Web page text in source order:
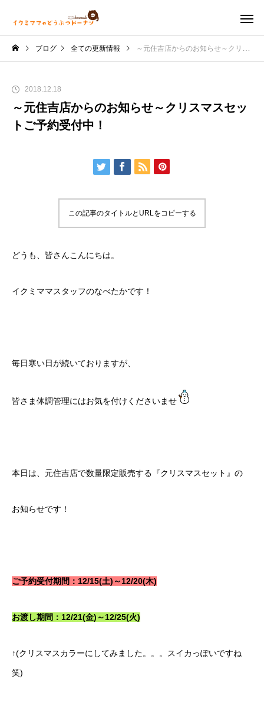
ブログ 全ての更新情報 ～元住吉店からのお知らせ～クリスマスセットご予約受付中！
2018.12.18
～元住吉店からのお知らせ～クリスマスセッ
トご予約受付中！
この記事のタイトルとURLをコピーする
どうも、皆さんこんにちは。
イクミママスタッフのなべたかです！
毎日寒い日が続いておりますが、
皆さま体調管理にはお気を付けくださいませ
本日は、元住吉店で数量限定販売する『クリスマスセット』の
お知らせです！
ご予約受付期間：12/15(土)～12/20(木)
お渡し期間：12/21(金)～12/25(火)
↑(クリスマスカラーにしてみました。。。スイカっぽいですね
笑)